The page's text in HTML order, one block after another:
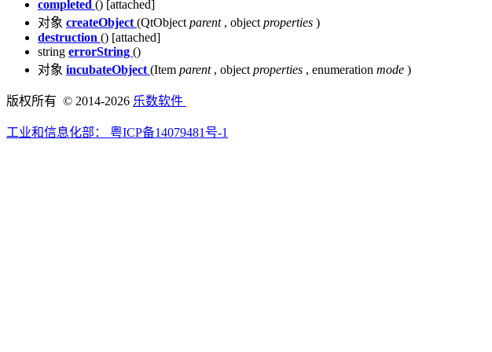
completed () [attached]
对象 createObject (QtObject parent , object properties )
destruction () [attached]
string errorString ()
对象 incubateObject (Item parent , object properties , enumeration mode )
版权所有 © 2014-2026 乐数软件
工业和信息化部： 粤ICP备14079481号-1